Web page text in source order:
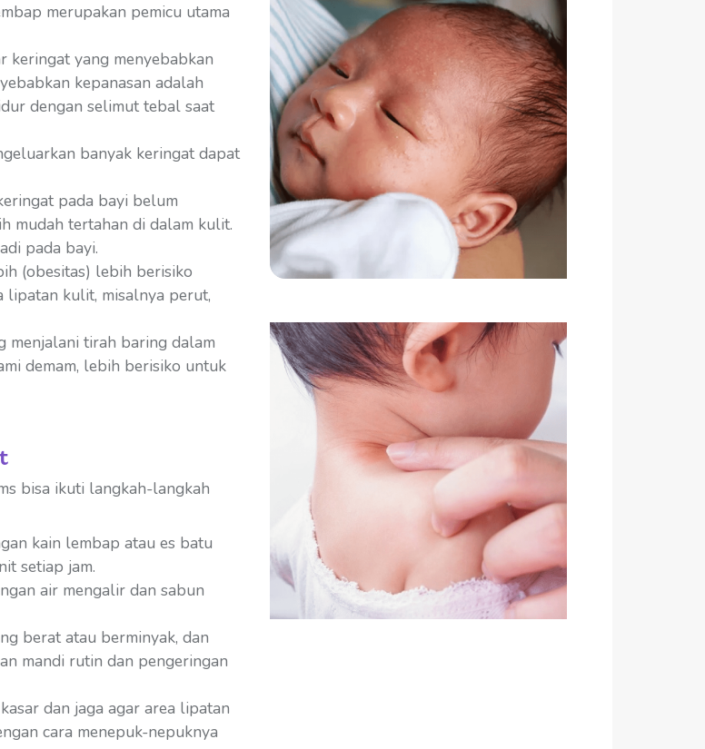
merupakan pemicu utama
keringat yang menyebabkan
kepanasan adalah
dengan selimut tebal saat
banyak keringat dapat
pada bayi belum
mudah tertahan di dalam kulit.
pada bayi.
(obesitas) lebih berisiko
lipatan kulit, misalnya perut,
menjalani tirah baring dalam
demam, lebih berisiko untuk
bisa ikuti langkah-langkah
kain lembap atau es batu
setiap jam.
air mengalir dan sabun
berat atau berminyak, dan
mandi rutin dan pengeringan
dan jaga agar area lipatan
cara menepuk-nepuknya